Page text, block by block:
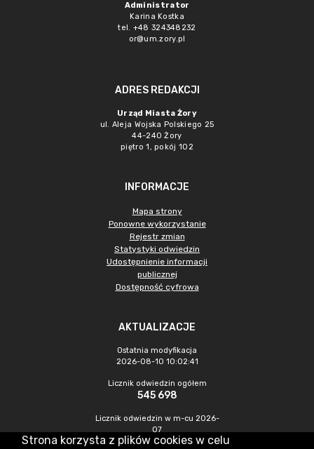
Administrator
Karina Kostka
tel. +48 324348232
or@um.zory.pl
ADRES REDAKCJI
Urząd Miasta Żory
ul. Aleja Wojska Polskiego 25
44-240 Żory
piętro 1, pokój 102
INFORMACJE
Mapa strony
Ponowne wykorzystanie
Rejestr zmian
Statystyki odwiedzin
Udostępnienie informacji
publicznej
Dostępność cyfrowa
AKTUALIZACJE
Ostatnia modyfikacja
2026-08-10 10:02:41
Licznik odwiedzin ogółem
545 698
Licznik odwiedzin w m-cu 2026-
07
1 714
Strona korzysta z plików cookies w celu